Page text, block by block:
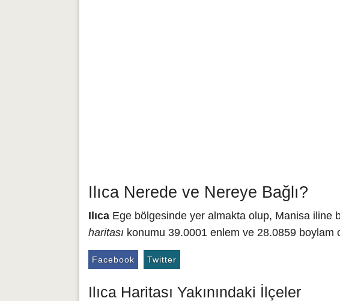
Ilıca Nerede ve Nereye Bağlı?
Ilıca Ege bölgesinde yer almakta olup, Manisa iline
haritası konumu 39.0001 enlem ve 28.0859 boylam
Facebook Twitter
Ilıca Haritası Yakınındaki İlçeler